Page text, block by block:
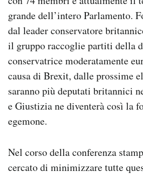
grande dell’intero Parlamento.
dal leader conservatore
il gruppo raccoglie partiti della
conservatrice moderatamente
causa di Brexit, dalle prossime
saranno più deputati britannici
e Giustizia ne diventerà così la
egemone.
Nel corso della conferenza
cercato di minimizzare tutte